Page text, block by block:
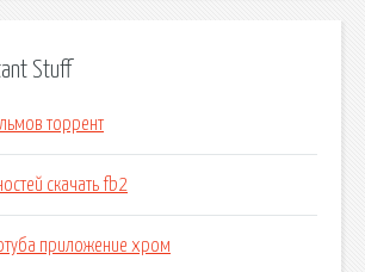
Stuff
торрент
скачать fb2
приложение хром